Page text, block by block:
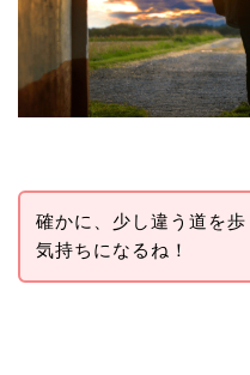
確かに、少し違う道を
気持ちになるね！